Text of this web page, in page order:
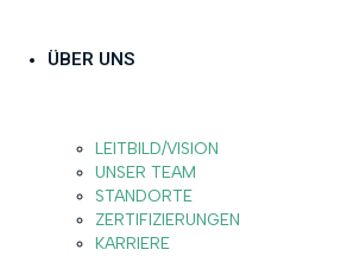
ÜBER UNS
LEITBILD/VISION
UNSER TEAM
STANDORTE
ZERTIFIZIERUNGEN
KARRIERE